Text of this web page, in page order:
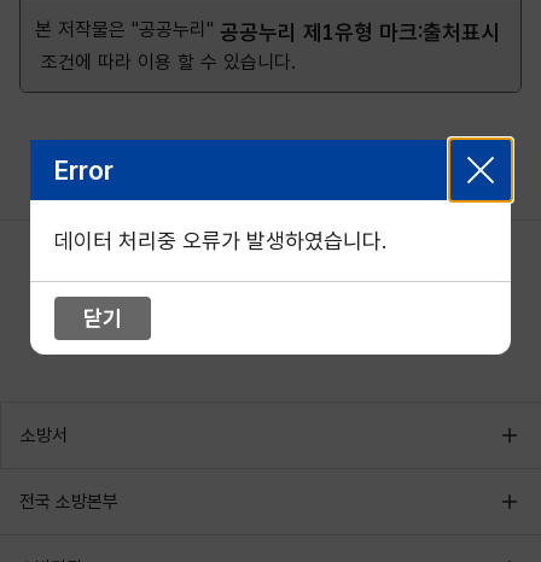
본 저작물은 "공공누리" 공공누리 제1유형 마크:출처표시
조건에 따라 이용 할 수 있습니다.
소방서
전국 소방본부
Error
데이터 처리중 오류가 발생하였습니다.
닫기